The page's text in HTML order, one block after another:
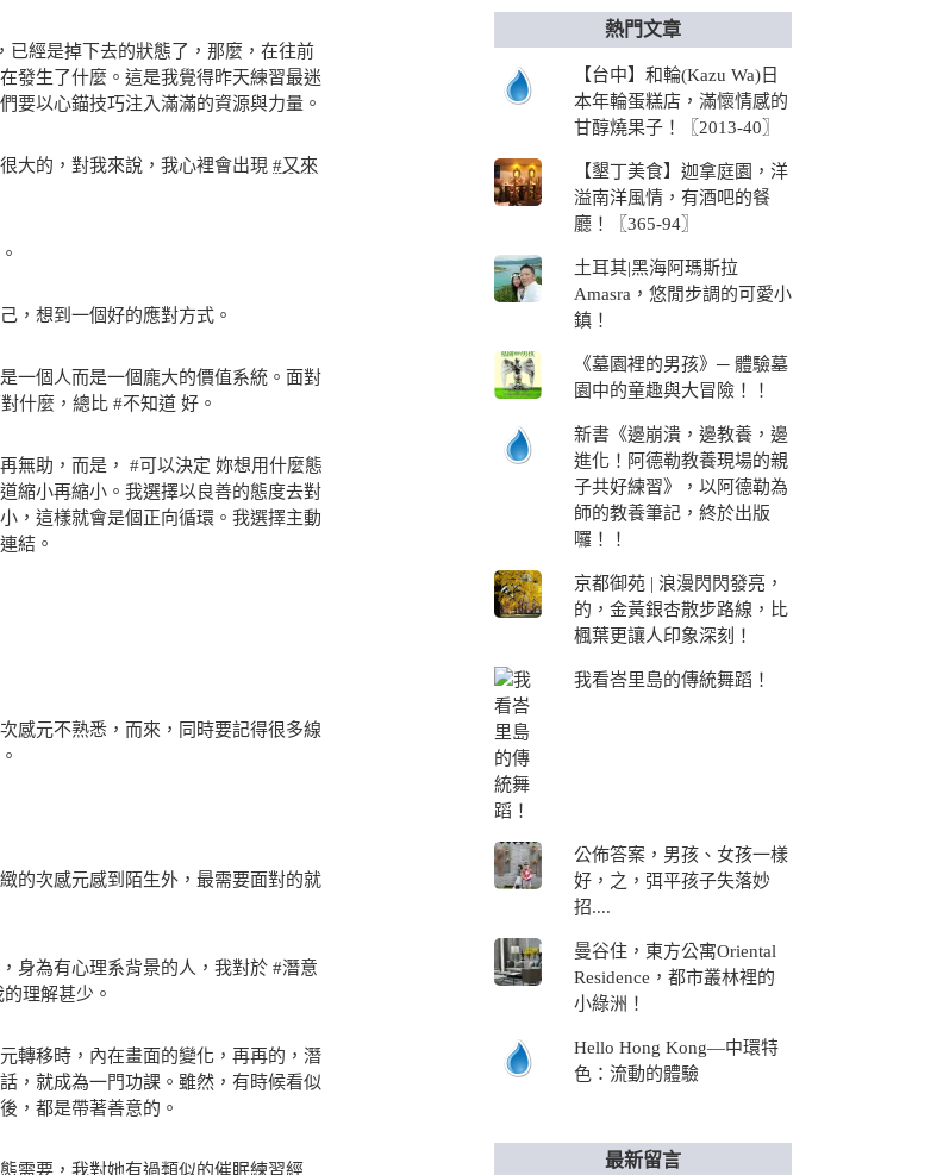
，已經是掉下去的狀態了，那麼，在往前
發生了什麼。這是我覺得昨天練習最迷
要以心錨技巧注入滿滿的資源與力量。
大的，對我來說，我心裡會出現 #又來
，想到一個好的應對方式。
一個人而是一個龐大的價值系統。面對
什麼，總比 #不知道 好。
無助，而是， #可以決定 妳想用什麼態
縮小再縮小。我選擇以良善的態度去對
，這樣就會是個正向循環。我選擇主動
結。
感元不熟悉，而來，同時要記得很多線
的次感元感到陌生外，最需要面對的就
身為有心理系背景的人，我對於 #潛意
理解甚少。
轉移時，內在畫面的變化，再再的，潛
，就成為一門功課。雖然，有時候看似
，都是帶著善意的。
需要，我對她有過類似的催眠練習經
熱門文章
【台中】和輪(Kazu Wa)日
本年輪蛋糕店，滿懷情感的
甘醇燒果子！〖2013-40〗
【墾丁美食】迦拿庭園，洋
溢南洋風情，有酒吧的餐
廳！〖365-94〗
土耳其|黑海阿瑪斯拉
Amasra，悠閒步調的可愛小
鎮！
《墓園裡的男孩》─ 體驗墓
園中的童趣與大冒險！！
新書《邊崩潰，邊教養，邊
進化！阿德勒教養現場的親
子共好練習》，以阿德勒為
師的教養筆記，終於出版
囉！！
京都御苑 | 浪漫閃閃發亮，
的，金黃銀杏散步路線，比
楓葉更讓人印象深刻！
我看峇里島的傳統舞蹈！
公佈答案，男孩、女孩一樣
好，之，弭平孩子失落妙
招....
曼谷住，東方公寓Oriental
Residence，都市叢林裡的
小綠洲！
Hello Hong Kong—中環特
色：流動的體驗
最新留言